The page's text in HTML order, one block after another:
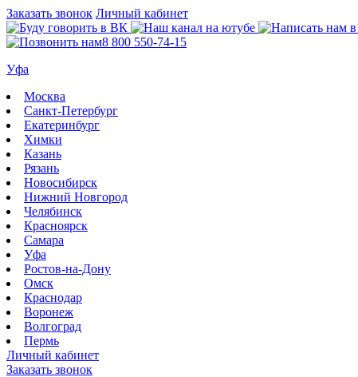
Заказать звонок Личный кабинет
8 800 550-74-15
Уфа
Москва
Санкт-Петербург
Екатеринбург
Химки
Казань
Рязань
Новосибирск
Нижний Новгород
Челябинск
Красноярск
Самара
Уфа
Ростов-на-Дону
Омск
Краснодар
Воронеж
Волгоград
Пермь
Личный кабинет
Заказать звонок